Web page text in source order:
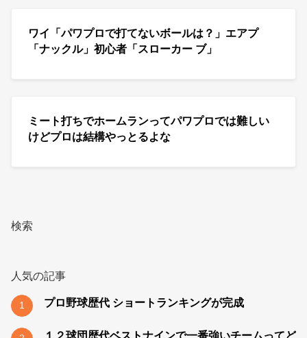
ワイ「パワプロで打てないボールは？」エアプ
「ナックル」初心者「スローカー ブ」
ミート打ちでホームランってパワプロでは難しい
けどプロは結構やっとるよな
検索
人気の記事
1 プロ野球歴代 ショートランキングが完成